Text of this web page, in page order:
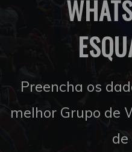
Preencha os
melhor Grupo de